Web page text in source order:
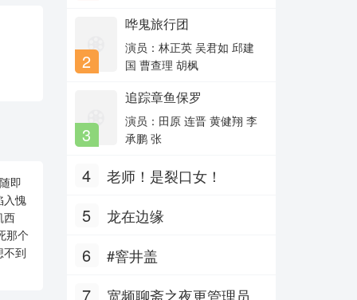
即
入愧
西
那个
不到
2
哗鬼旅行团
演员：林正英 吴君如 邱建
国 曹查理 胡枫
3
追踪章鱼保罗
演员：田原 连晋 黄健翔 李
承鹏 张
4 老师！是裂口女！
5 龙在边缘
6 #窨井盖
7 宽频聊斋之夜更管理员